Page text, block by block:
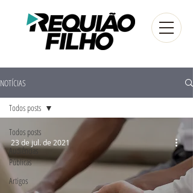
NOTÍCIAS
Todos posts
Audiências
Públicas
Artigos
Todos posts
23 de jul. de 2021